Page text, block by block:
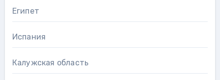
Египет
Испания
Калужская область